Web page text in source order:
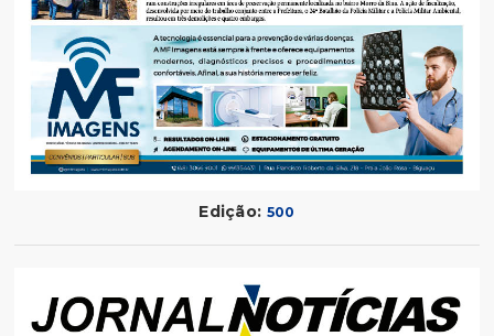
Edição: 500